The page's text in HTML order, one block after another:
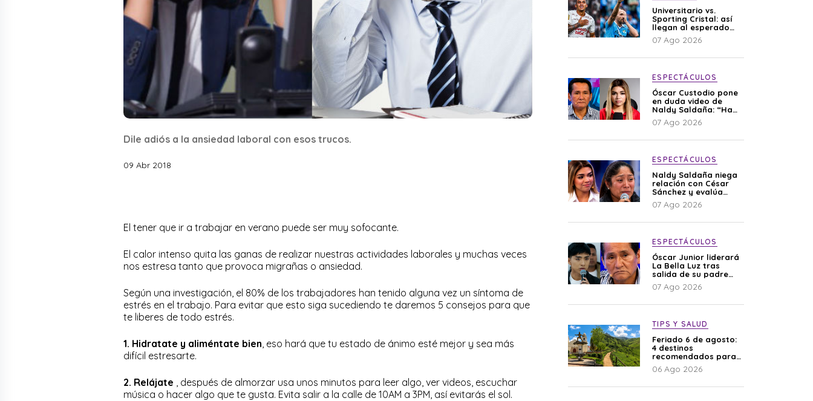
Dile adiós a la ansiedad laboral con esos trucos.
09 Abr 2018
El tener que ir a trabajar en verano puede ser muy sofocante.
El calor intenso quita las ganas de realizar nuestras actividades laborales y muchas veces
nos estresa tanto que provoca migrañas o ansiedad.
Según una investigación, el 80% de los trabajadores han tenido alguna vez un síntoma de
estrés en el trabajo. Para evitar que esto siga sucediendo te daremos 5 consejos para que
te liberes de todo estrés.
1. Hidratate y aliméntate bien , eso hará que tu estado de ánimo esté mejor y sea más
difícil estresarte.
2. Relájate , después de almorzar usa unos minutos para leer algo, ver videos, escuchar
música o hacer algo que te gusta. Evita salir a la calle de 10AM a 3PM, así evitarás el sol.
Universitario vs.
Sporting Cristal: así
llegan al esperado
duelo
07 Ago 2026
ESPECTÁCULOS
Óscar Custodio pone
en duda video de
Naldy Saldaña: “Hay
cosas que de repente
se han editado”
07 Ago 2026
ESPECTÁCULOS
Naldy Saldaña niega
relación con César
Sánchez y evalúa
denunciar a su
esposa: “Es una
07 Ago 2026
ESPECTÁCULOS
Óscar Junior liderará
La Bella Luz tras
salida de su padre
por polémica con
Naldy Saldaña
07 Ago 2026
TIPS Y SALUD
Feriado 6 de agosto:
4 destinos
recomendados para
disfrutar el descanso
06 Ago 2026